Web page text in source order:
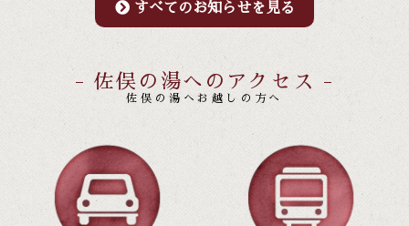
すべてのお知らせを見る
- 佐俣の湯へのアクセス -
佐俣の湯へお越しの方へ